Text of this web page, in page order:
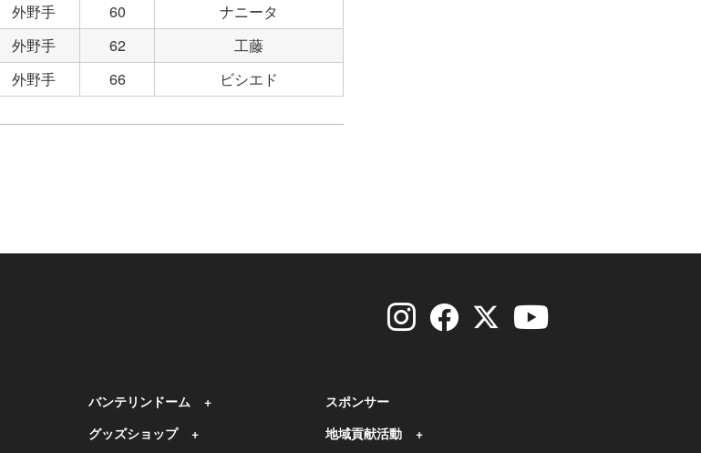
外野手
60
ナニータ
外野手
62
工藤
外野手
66 ビシエド
バンテリンドーム
グッズショップ
スポンサー
地域貢献活動